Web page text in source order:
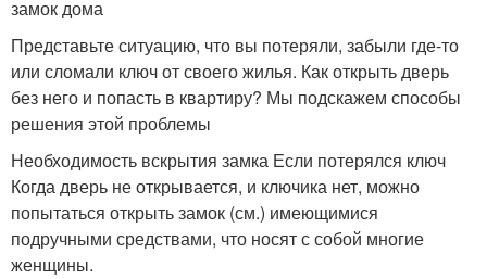
замок дома
Представьте ситуацию, что вы потеряли, забыли где-то
или сломали ключ от своего жилья. Как открыть дверь
без него и попасть в квартиру? Мы подскажем способы
решения этой проблемы
Необходимость вскрытия замка Если потерялся ключ
Когда дверь не открывается, и ключика нет, можно
попытаться открыть замок (см.) имеющимися
подручными средствами, что носят с собой многие
женщины.